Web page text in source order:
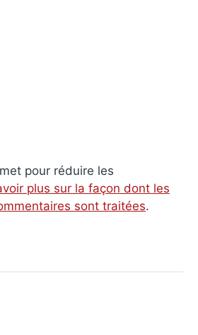
pour réduire les
plus sur la façon dont les
sont traitées.